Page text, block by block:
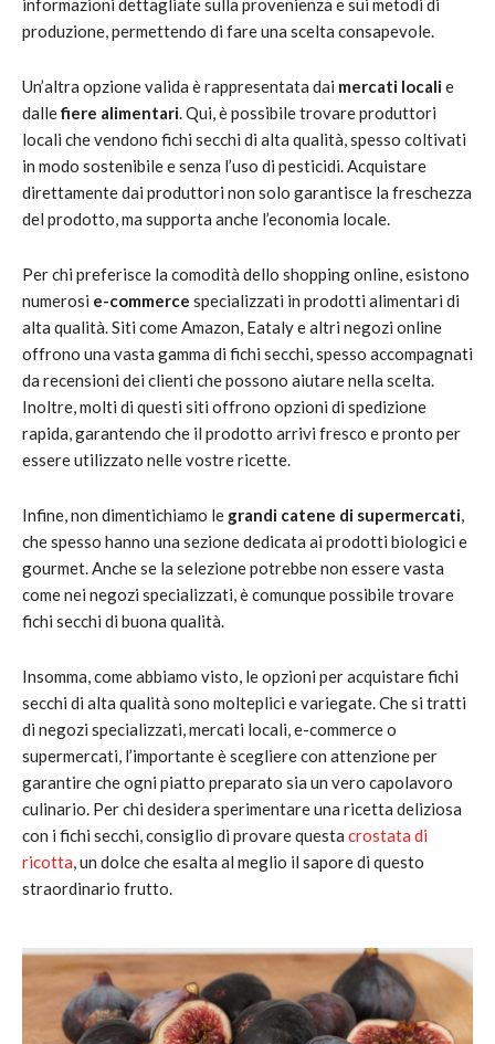
informazioni dettagliate sulla provenienza e sui metodi di
produzione, permettendo di fare una scelta consapevole.
Un’altra opzione valida è rappresentata dai mercati localie
dallefiere alimentari. Qui, è possibile trovare produttori
locali che vendono fichi secchi di alta qualità, spesso coltivati
in modo sostenibile e senza l’uso di pesticidi. Acquistare
direttamente dai produttori non solo garantisce la freschezza
del prodotto, ma supporta anche l’economia locale.
Per chi preferisce la comodità dello shopping online, esistono
numerosi e-commerce specializzati in prodotti alimentari di
alta qualità. Siti come Amazon, Eataly e altri negozi online
offrono una vasta gamma di fichi secchi, spesso accompagnati
da recensioni dei clienti che possono aiutare nella scelta.
Inoltre, molti di questi siti offrono opzioni di spedizione
rapida, garantendo che il prodotto arrivi fresco e pronto per
essere utilizzato nelle vostre ricette.
Infine, non dimentichiamo le grandi catene di supermercati,
che spesso hanno una sezione dedicata ai prodotti biologici e
gourmet. Anche se la selezione potrebbe non essere vasta
come nei negozi specializzati, è comunque possibile trovare
fichi secchi di buona qualità.
Insomma, come abbiamo visto, le opzioni per acquistare fichi
secchi di alta qualità sono molteplici e variegate. Che si tratti
di negozi specializzati, mercati locali, e-commerce o
supermercati, l’importante è scegliere con attenzione per
garantire che ogni piatto preparato sia un vero capolavoro
culinario. Per chi desidera sperimentare una ricetta deliziosa
con i fichi secchi, consiglio di provare questa crostata di
ricotta, un dolce che esalta al meglio il sapore di questo
straordinario frutto.